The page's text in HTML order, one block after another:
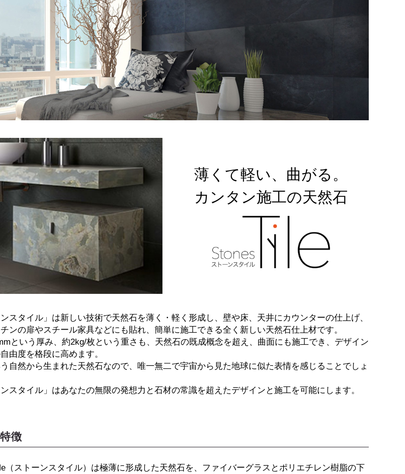
薄くて軽い、曲がる。
カンタン施工の天然石
ンスタイル」は新しい技術で天然石を薄く・軽く形成し、壁や床、天井にカウンターの仕上げ、
ンの扉やスチール家具などにも貼れ、簡単に施工できる全く新しい天然石仕上材です。
という厚み、約2kg/枚という重さも、天然石の既成概念を超え、曲面にも施工でき、デザイン
由度を格段に高めます。
自然から生まれた天然石なので、唯一無二で宇宙から見た地球に似た表情を感じることでしょ
ンスタイル」はあなたの無限の発想力と石材の常識を超えたデザインと施工を可能にします。
徴
（ストーンスタイル）は極薄に形成した天然石を、ファイバーグラスとポリエチレン樹脂の下